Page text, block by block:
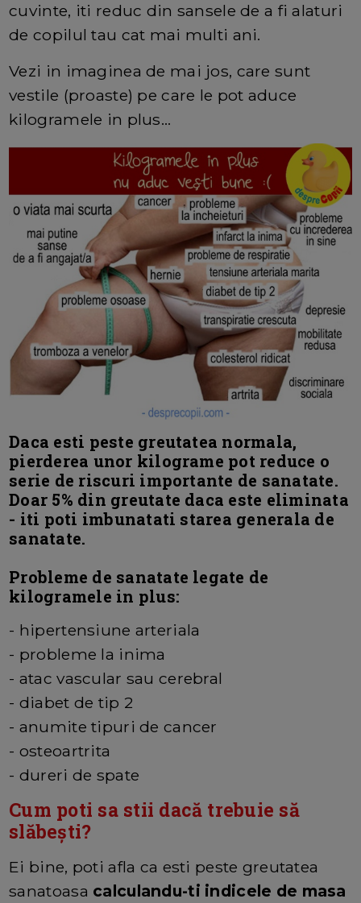
cuvinte, iti reduc din sansele de a fi alaturi
de copilul tau cat mai multi ani.
Vezi in imaginea de mai jos, care sunt
vestile (proaste) pe care le pot aduce
kilogramele in plus...
Daca esti peste greutatea normala,
pierderea unor kilograme pot reduce o
serie de riscuri importante de sanatate.
Doar 5% din greutate daca este eliminata
- iti poti imbunatati starea generala de
sanatate.
Probleme de sanatate legate de
kilogramele in plus:
- hipertensiune arteriala
- probleme la inima
- atac vascular sau cerebral
- diabet de tip 2
- anumite tipuri de cancer
- osteoartrita
- dureri de spate
Cum poti sa stii dacă trebuie să
slăbești?
Ei bine, poti afla ca esti peste greutatea
sanatoasa calculandu-ti indicele de masa